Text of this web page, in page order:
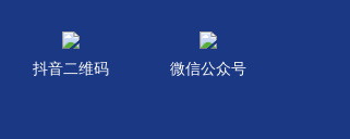
抖音二维码 微信公众号